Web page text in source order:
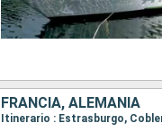
FRANCIA, ALEMANIA
Itinerario : Estrasburgo,